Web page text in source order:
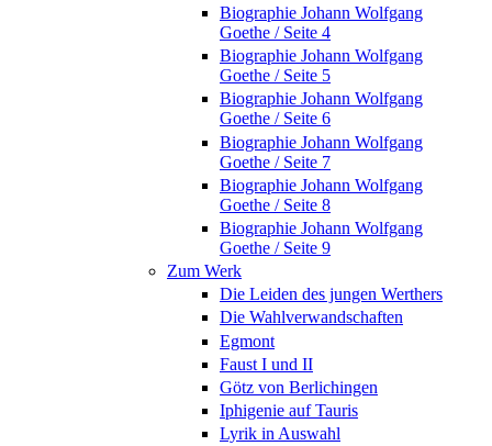
Biographie Johann Wolfgang
Goethe / Seite 4
Biographie Johann Wolfgang
Goethe / Seite 5
Biographie Johann Wolfgang
Goethe / Seite 6
Biographie Johann Wolfgang
Goethe / Seite 7
Biographie Johann Wolfgang
Goethe / Seite 8
Biographie Johann Wolfgang
Goethe / Seite 9
Zum Werk
Die Leiden des jungen Werthers
Die Wahlverwandschaften
Egmont
Faust I und II
Götz von Berlichingen
Iphigenie auf Tauris
Lyrik in Auswahl